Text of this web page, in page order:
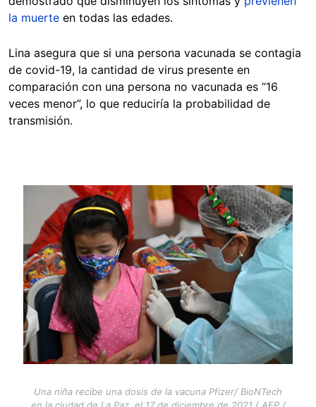
la muerte en todas las edades.
Lina asegura que si una persona vacunada se contagia
de covid-19, la cantidad de virus presente en
comparación con una persona no vacunada es “16
veces menor”, lo que reduciría la probabilidad de
transmisión.
Una niña recibe una dosis de la vacuna Pfizer/ BioNTech
en la ciudad de La Paz, el 17 de diciembre de 2021 ( AFP /